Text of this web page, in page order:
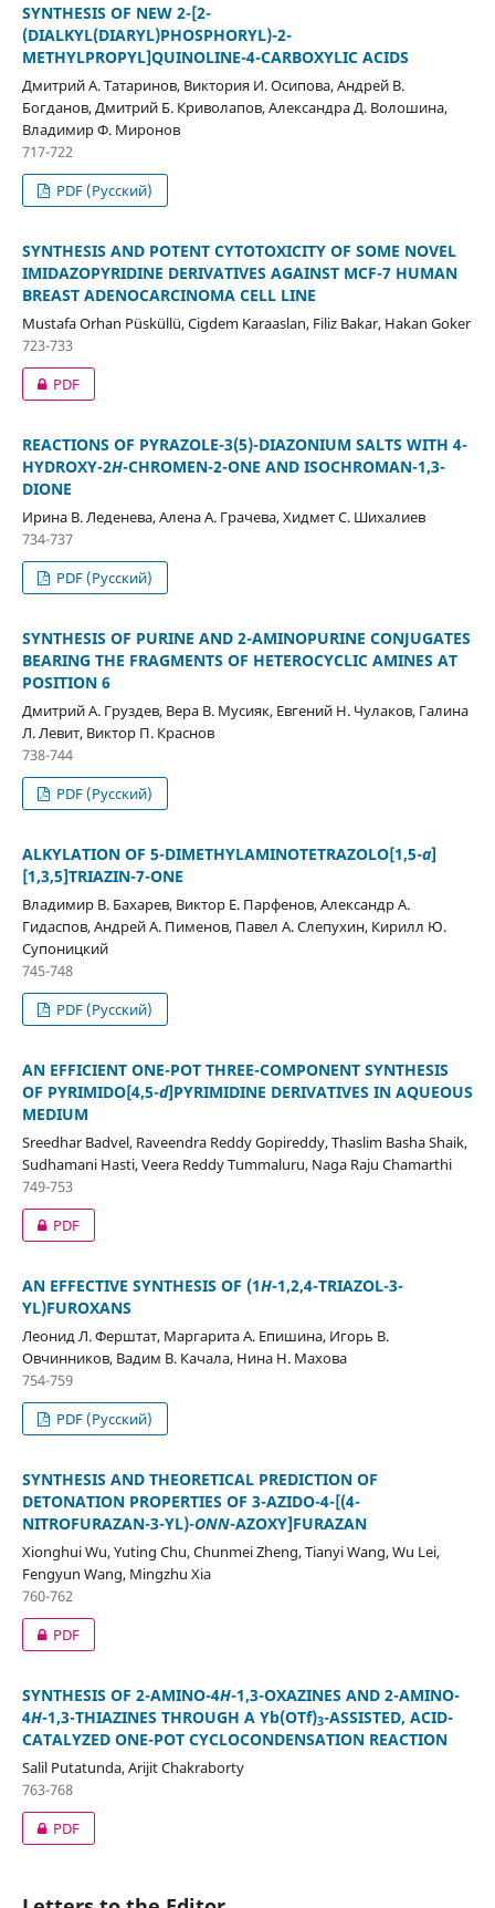
SYNTHESIS OF NEW 2-[2-
(DIALKYL(DIARYL)PHOSPHORYL)-2-
METHYLPROPYL]QUINOLINE-4-CARBOXYLIC ACIDS
Дмитрий А. Татаринов, Виктория И. Осипова, Андрей В.
Богданов, Дмитрий Б. Криволапов, Александра Д. Волошина,
Владимир Ф. Миронов
717-722
PDF (Русский)
SYNTHESIS AND POTENT CYTOTOXICITY OF SOME NOVEL
IMIDAZOPYRIDINE DERIVATIVES AGAINST MCF-7 HUMAN
BREAST ADENOCARCINOMA CELL LINE
Mustafa Orhan Püsküllü, Cigdem Karaaslan, Filiz Bakar, Hakan Goker
723-733
PDF
REACTIONS OF PYRAZOLE-3(5)-DIAZONIUM SALTS WITH 4-
HYDROXY-2Н-CHROMEN-2-ONE AND ISOCHROMAN-1,3-
DIONE
Ирина В. Леденева, Алена А. Грачева, Хидмет С. Шихалиев
734-737
PDF (Русский)
SYNTHESIS OF PURINE AND 2-AMINOPURINE CONJUGATES
BEARING THE FRAGMENTS OF HETEROCYCLIC AMINES AT
POSITION 6
Дмитрий А. Груздев, Вера В. Мусияк, Евгений Н. Чулаков, Галина
Л. Левит, Виктор П. Краснов
738-744
PDF (Русский)
ALKYLATION OF 5-DIMETHYLAMINOTETRAZOLO[1,5-a]
[1,3,5]TRIAZIN-7-ONE
Владимир В. Бахарев, Виктор Е. Парфенов, Александр А.
Гидаспов, Андрей А. Пименов, Павел А. Слепухин, Кирилл Ю.
Супоницкий
745-748
PDF (Русский)
AN EFFICIENT ONE-POT THREE-COMPONENT SYNTHESIS
OF PYRIMIDO[4,5-d]PYRIMIDINE DERIVATIVES IN AQUEOUS
MEDIUM
Sreedhar Badvel, Raveendra Reddy Gopireddy, Thaslim Basha Shaik,
Sudhamani Hasti, Veera Reddy Tummaluru, Naga Raju Chamarthi
749-753
PDF
AN EFFECTIVE SYNTHESIS OF (1Н-1,2,4-TRIAZOL-3-
YL)FUROXANS
Леонид Л. Ферштат, Маргарита А. Епишина, Игорь В.
Овчинников, Вадим В. Качала, Нина Н. Махова
754-759
PDF (Русский)
SYNTHESIS AND THEORETICAL PREDICTION OF
DETONATION PROPERTIES OF 3-AZIDO-4-[(4-
NITROFURAZAN-3-YL)-ONN-AZOXY]FURAZAN
Xionghui Wu, Yuting Chu, Chunmei Zheng, Tianyi Wang, Wu Lei,
Fengyun Wang, Mingzhu Xia
760-762
PDF
SYNTHESIS OF 2-AMINO-4H-1,3-OXAZINES AND 2-AMINO-
4H-1,3-THIAZINES THROUGH A Yb(OTf)3-ASSISTED, ACID-
CATALYZED ONE-POT CYCLOCONDENSATION REACTION
Salil Putatunda, Arijit Chakraborty
763-768
PDF